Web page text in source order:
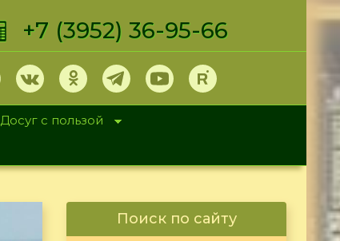
+7 (3952) 36-95-66
Досуг с пользой
Поиск по сайту